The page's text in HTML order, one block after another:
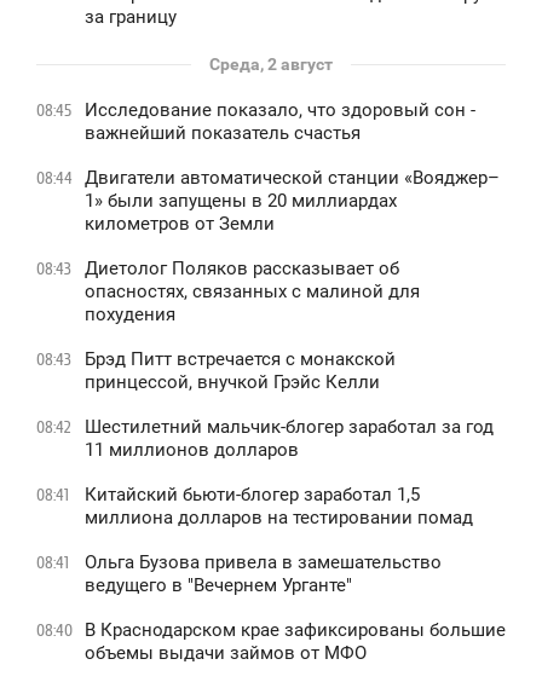
за границу
Среда, 2 август
08:45
Исследование показало, что здоровый сон -
важнейший показатель счастья
08:44
Двигатели автоматической станции «Вояджер–
1» были запущены в 20 миллиардах
километров от Земли
08:43
Диетолог Поляков рассказывает об
опасностях, связанных с малиной для
похудения
08:43
Брэд Питт встречается с монакской
принцессой, внучкой Грэйс Келли
08:42
Шестилетний мальчик-блогер заработал за год
11 миллионов долларов
08:41
Китайский бьюти-блогер заработал 1,5
миллиона долларов на тестировании помад
08:41
Ольга Бузова привела в замешательство
ведущего в "Вечернем Урганте"
08:40
В Краснодарском крае зафиксированы большие
объемы выдачи займов от МФО